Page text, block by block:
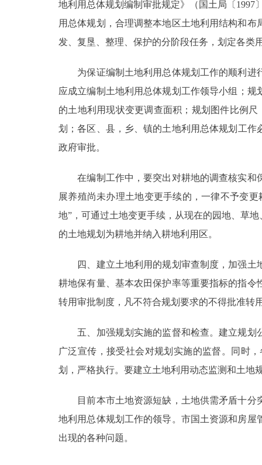
参与调查
走进北京
北京概况
多语种
DEUTSCH
ESPAÑOL
ITALIANO
地利用总体规划编制审批规定》（国土局〔
用总体规划，合理调整本地区土地利用结构和
发、复垦、整理、保护的分阶段任务，划定各类
为保证编制土地利用总体规划工作的顺利进
应成立编制土地利用总体规划工作领导小组；规
的土地利用现状变更调查面积；规划图件比例尺
划；各区、县，乡、镇的土地利用总体规划工
政府审批。
在编制工作中，要突出对耕地的调查核实和
展养殖尚未办理土地变更手续的，一律不予变
地”，可通过土地变更手续，从现在的园地、草
的土地规划为耕地并纳入耕地利用区。
四、建立土地利用的规划审查制度，加强土
耕地保有量、基本农田保护率等重要指标的指
转用审批制度，凡不符合规划要求的不得批准转
五、加强规划实施的监督和检查。建立规划
广泛宣传，接受社会对规划实施的监督。同时
划，严格执行。要建立土地利用动态监测和土地
目前本市土地资源短缺，土地供需矛盾十分
地利用总体规划工作的领导。市国土资源和房
出现的各种问题。